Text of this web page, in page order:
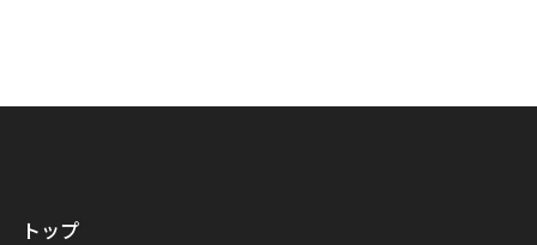
トップ